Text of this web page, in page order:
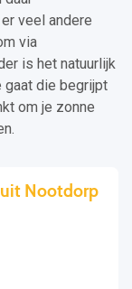
veel andere
via
is het natuurlijk
gaat die begrijpt
om je zonne
Nootdorp